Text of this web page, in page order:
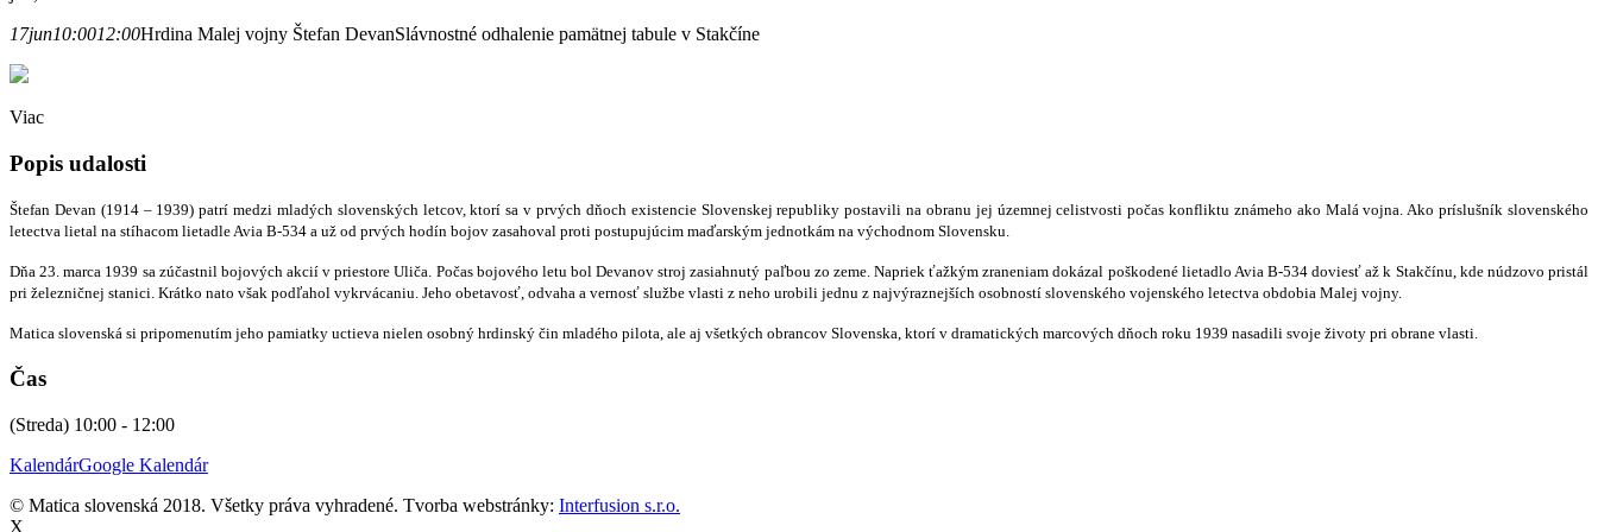
17jun10:0012:00Hrdina Malej vojny Štefan DevanSlávnostné odhalenie pamätnej tabule v Stakčíne
Viac
Popis udalosti
Štefan Devan (1914 – 1939) patrí medzi mladých slovenských letcov, ktorí sa v prvých dňoch existencie Slovenskej republiky postavili na obranu jej územnej celistvosti počas konfliktu známeho ako Malá vojna. Ako príslušník slovenského
letectva lietal na stíhacom lietadle Avia B-534 a už od prvých hodín bojov zasahoval proti postupujúcim maďarským jednotkám na východnom Slovensku.
Dňa 23. marca 1939 sa zúčastnil bojových akcií v priestore Uliča. Počas bojového letu bol Devanov stroj zasiahnutý paľbou zo zeme. Napriek ťažkým zraneniam dokázal poškodené lietadlo Avia B-534 doviesť až k Stakčínu, kde núdzovo pristál
pri železničnej stanici. Krátko nato však podľahol vykrvácaniu. Jeho obetavosť, odvaha a vernosť službe vlasti z neho urobili jednu z najvýraznejších osobností slovenského vojenského letectva obdobia Malej vojny.
Matica slovenská si pripomenutím jeho pamiatky uctieva nielen osobný hrdinský čin mladého pilota, ale aj všetkých obrancov Slovenska, ktorí v dramatických marcových dňoch roku 1939 nasadili svoje životy pri obrane vlasti.
Čas
(Streda) 10:00 - 12:00
KalendárGoogle Kalendár
© Matica slovenská 2018. Všetky práva vyhradené. Tvorba webstránky: Interfusion s.r.o.
X